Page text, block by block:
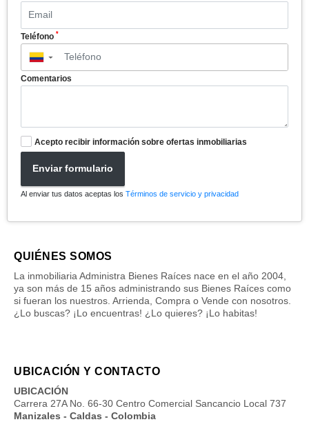
Teléfono *
▼
Comentarios
Acepto recibir información sobre ofertas inmobiliarias
Enviar formulario
Al enviar tus datos aceptas los Términos de servicio y privacidad
QUIÉNES SOMOS
La inmobiliaria Administra Bienes Raíces nace en el año 2004,
ya son más de 15 años administrando sus Bienes Raíces como
si fueran los nuestros. Arrienda, Compra o Vende con nosotros.
¿Lo buscas? ¡Lo encuentras! ¿Lo quieres? ¡Lo habitas!
UBICACIÓN Y CONTACTO
UBICACIÓN
Carrera 27A No. 66-30 Centro Comercial Sancancio Local 737
Manizales - Caldas - Colombia